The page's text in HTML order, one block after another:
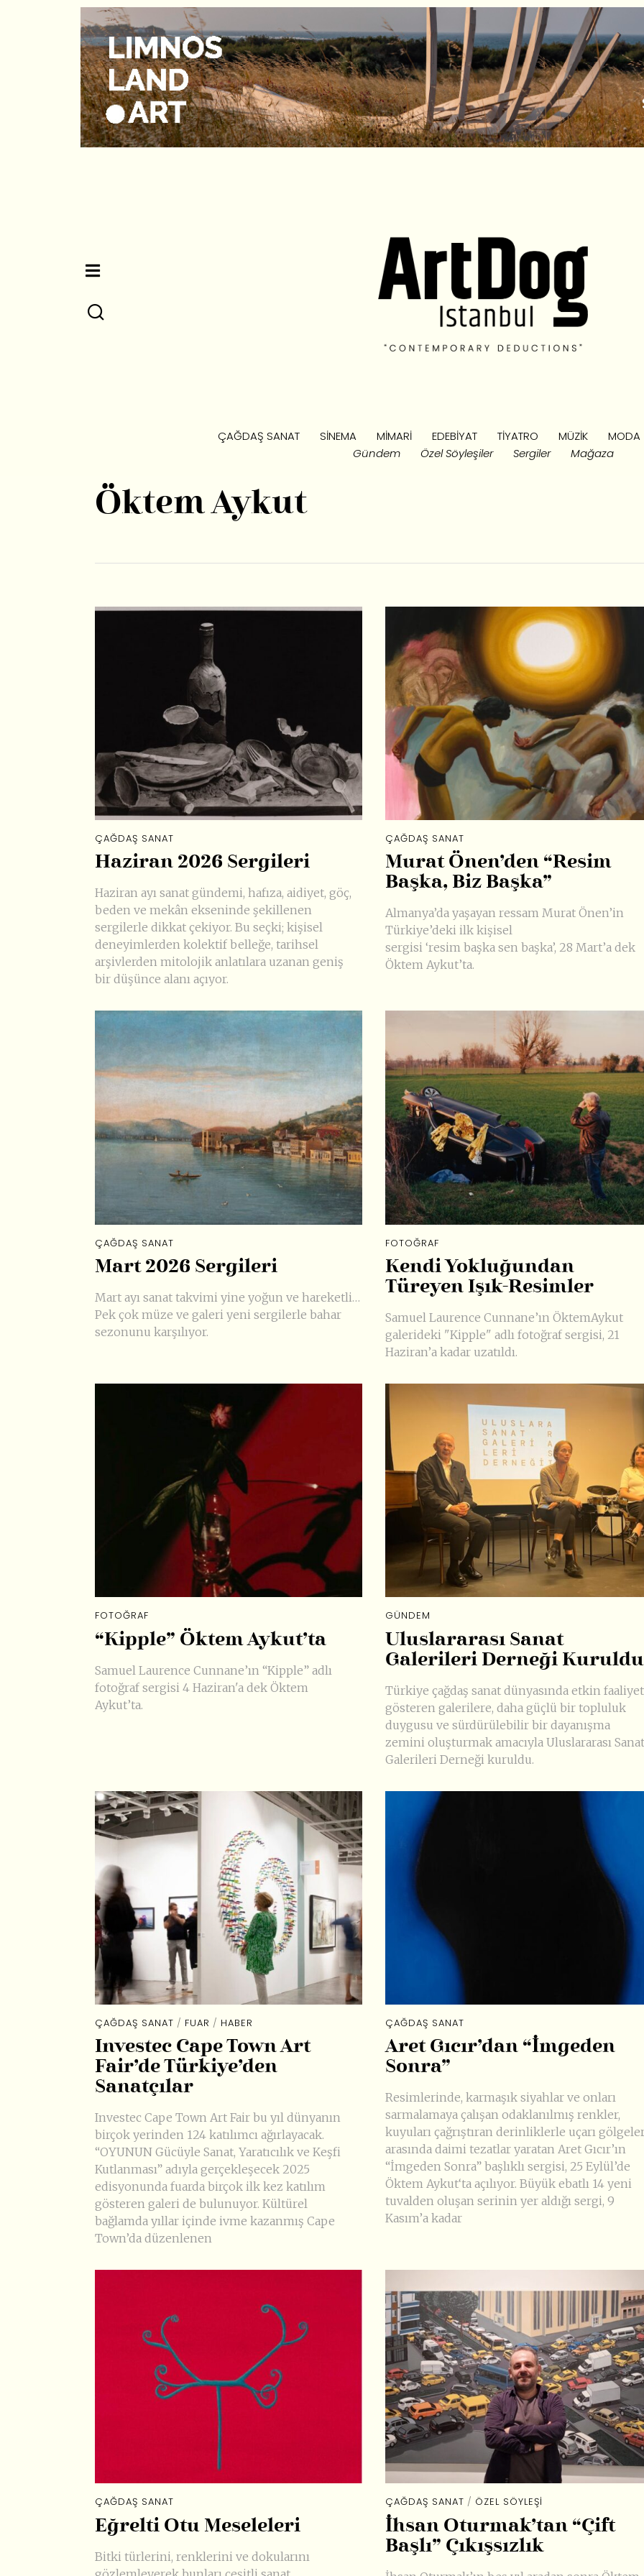
ÇAĞDAŞ SANAT SINEMA MIMARI EDEBIYAT TIYATRO MÜZIK
MODA
Gündem
Özel Söyleşiler Sergiler Mağaza
Öktem Aykut
ÇAĞDAŞ SANAT
Haziran 2026 Sergileri
Haziran ayı sanat gündemi, hafıza, aidiyet, göç,
beden ve mekân ekseninde şekillenen
sergilerle dikkat çekiyor. Bu seçki; kişisel
deneyimlerden kolektif belleğe, tarihsel
arşivlerden mitolojik anlatılara uzanan geniş
bir düşünce alanı açıyor.
ÇAĞDAŞ SANAT
Murat Önen’den “Resim
Başka, Biz Başka”
Almanya’da yaşayan ressam Murat Önen’in
Türkiye’deki ilk kişisel
sergisi ‘resim başka sen başka’, 28 Mart’a dek
Öktem Aykut’ta.
ÇAĞDAŞ SANAT
Mart 2026 Sergileri
Mart ayı sanat takvimi yine yoğun ve hareketli…
Pek çok müze ve galeri yeni sergilerle bahar
sezonunu karşılıyor.
FOTOĞRAF
Kendi Yokluğundan
Türeyen Işık-Resimler
Samuel Laurence Cunnane’ın ÖktemAykut
galerideki "Kipple" adlı fotoğraf sergisi, 21
Haziran’a kadar uzatıldı.
FOTOĞRAF
“Kipple” Öktem Aykut’ta
Samuel Laurence Cunnane’ın “Kipple” adlı
fotoğraf sergisi 4 Haziran'a dek Öktem
Aykut’ta.
GÜNDEM
Uluslararası Sanat
Galerileri Derneği Kuruldu
Türkiye çağdaş sanat dünyasında etkin faaliyet
gösteren galerilere, daha güçlü bir topluluk
duygusu ve sürdürülebilir bir dayanışma
zemini oluşturmak amacıyla Uluslararası Sanat
Galerileri Derneği kuruldu.
ÇAĞDAŞ SANAT / FUAR / HABER
Investec Cape Town Art
Fair’de Türkiye’den
Sanatçılar
Investec Cape Town Art Fair bu yıl dünyanın
birçok yerinden 124 katılımcı ağırlayacak.
“OYUNUN Gücüyle Sanat, Yaratıcılık ve Keşfi
Kutlanması” adıyla gerçekleşecek 2025
edisyonunda fuarda birçok ilk kez katılım
gösteren galeri de bulunuyor. Kültürel
bağlamda yıllar içinde ivme kazanmış Cape
Town’da düzenlenen
ÇAĞDAŞ SANAT
Aret Gıcır’dan “İmgeden
Sonra”
Resimlerinde, karmaşık siyahlar ve onları
sarmalamaya çalışan odaklanılmış renkler,
kuyuları çağrıştıran derinliklerle uçarı
arasında daimi tezatlar yaratan Aret Gıcır’ın
“İmgeden Sonra” başlıklı sergisi, 25 Eylül’de
Öktem Aykut‘ta açılıyor. Büyük ebatlı 14 yeni
tuvalden oluşan serinin yer aldığı sergi, 9
Kasım’a kadar
ÇAĞDAŞ SANAT
Eğrelti Otu Meseleleri
Bitki türlerini, renklerini ve dokularını
ÇAĞDAŞ SANAT / ÖZEL SÖYLEŞI
İhsan Oturmak’tan “Çift
Başlı” Çıkışsızlık